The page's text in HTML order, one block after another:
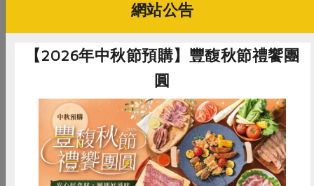
推薦閱讀
惜食 RPET 食譜 減硝酸鹽
雞蛋 食安 共同購買
網站公告
【2026年中秋節預購】豐馥秋節禮饗團
圓